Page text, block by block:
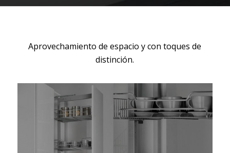
Aprovechamiento de espacio y con toques de
distinción.